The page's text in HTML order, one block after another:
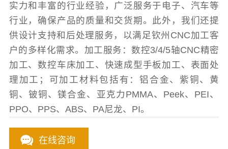
实力和丰富的行业经验，广泛服务于电子、汽车等
行业，确保产品的质量和交货期。此外，我们还提
供设计支持和后处理服务，以满足钦州CNC加工客
户的多样化需求。加工服务：数控3/4/5轴CNC精密
加工、数控车床加工、快速成型手板加工、表面处
理加工；可加工材料包括有：铝合金、紫铜、黄
铜、铍铜、镁合金、亚克力PMMA、Peek、PEI、
PPO、PPS、ABS、PA尼龙、PI。
在线咨询